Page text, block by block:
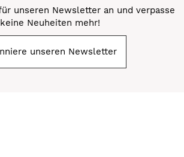
unseren Newsletter an und verpasse
keine Neuheiten mehr!
unseren Newsletter